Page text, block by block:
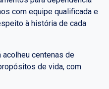
com equipe qualificada e
à história de cada
acolheu centenas de
de vida, com